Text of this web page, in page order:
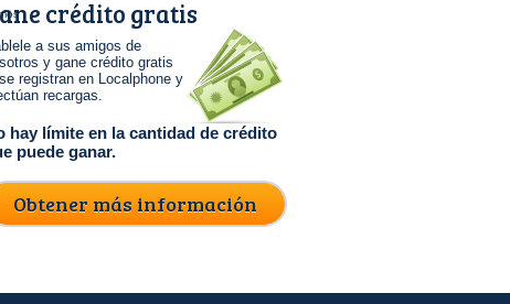
crédito gratis
a sus amigos de
y gane crédito gratis
registran en Localphone y
recargas.
hay límite en la cantidad de crédito
puede ganar.
Obtener más información